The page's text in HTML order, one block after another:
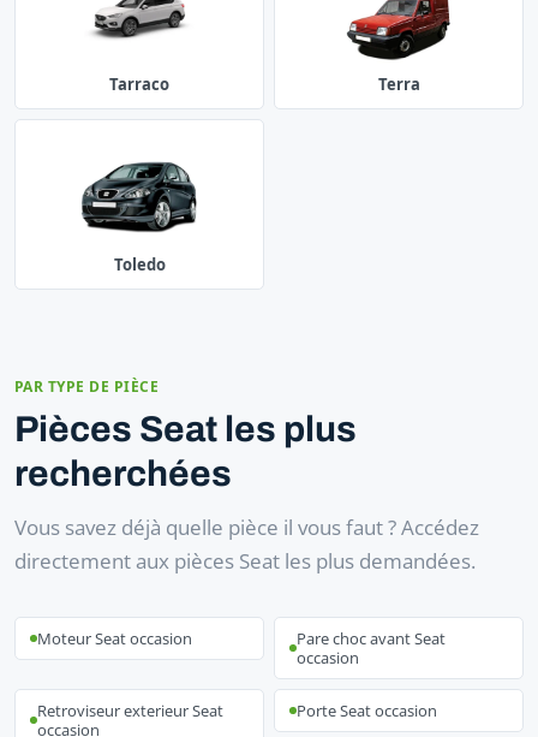
Tarraco Terra
Toledo
PAR TYPE DE PIÈCE
Pièces Seat les plus
recherchées
Vous savez déjà quelle pièce il vous faut ? Accédez
directement aux pièces Seat les plus demandées.
Moteur Seat occasion
Pare choc avant Seat
occasion
Retroviseur exterieur Seat
occasion
Porte Seat occasion